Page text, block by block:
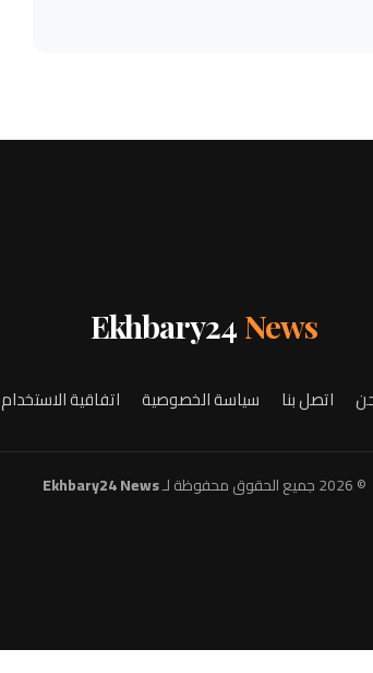
Ekhbary24 News
اتصل بنا سياسة الخصوصية اتفاقية الاستخدام
© 2026 جميع الحقوق محفوظة لـ Ekhbary24 News